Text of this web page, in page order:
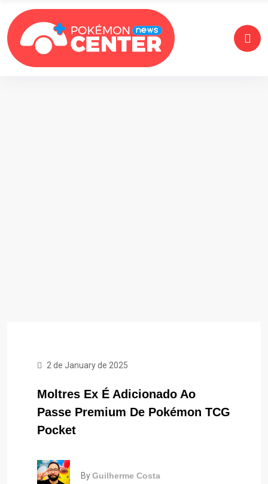
2 de January de 2025
Moltres Ex É Adicionado Ao
Passe Premium De Pokémon TCG
Pocket
ByGuilherme Costa